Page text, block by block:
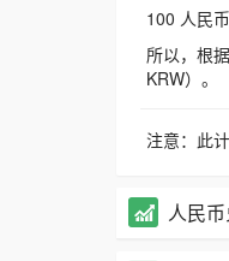
100 人民
所以，根
KRW）。
注意：此
人民